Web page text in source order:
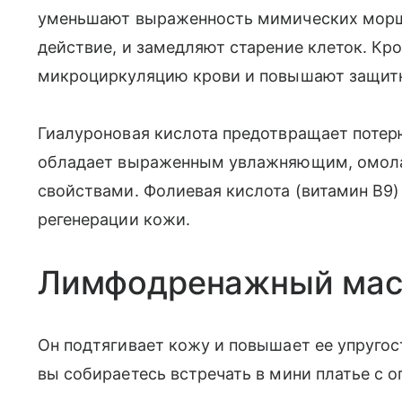
уменьшают выраженность мимических
действие, и замедляют старение клеток.
микроциркуляцию крови и повышают
Гиалуроновая кислота предотвращает
обладает выраженным увлажняющим,
свойствами. Фолиевая кислота (витамин
регенерации кожи.
Лимфодренажный
Он подтягивает кожу и повышает ее
вы собираетесь встречать в мини платье с